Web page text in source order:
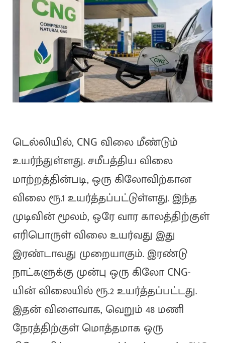
டெல்லியில், CNG விலை மீண்டும்
உயர்ந்துள்ளது. சமீபத்திய விலை
மாற்றத்தின்படி, ஒரு கிலோவிற்கான
விலை ரூ.1 உயர்த்தப்பட்டுள்ளது. இந்த
முடிவின் மூலம், ஒரே வார காலத்திற்குள்
எரிபொருள் விலை உயர்வது இது
இரண்டாவது முறையாகும். இரண்டு
நாட்களுக்கு முன்பு ஒரு கிலோ CNG-
யின் விலையில் ரூ.2 உயர்த்தப்பட்டது.
இதன் விளைவாக, வெறும் 48 மணி
நேரத்திற்குள் மொத்தமாக ஒரு